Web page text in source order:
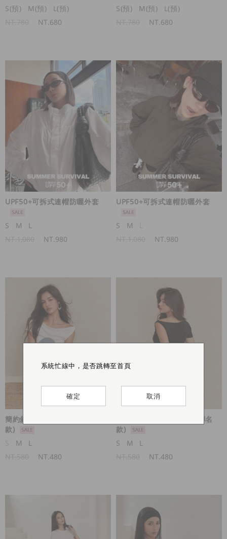
S(預)
M(預)
L(預)
NT.680
S(預)
M(預)
L(預)
NT.680
UPF50+可拆式連帽防曬外套
S M
L
NT.980
UPF50+可拆式連帽防曬外套
S M
NT.980
簡約斜肩造型上衣(Royal聯名
款)
M
L
NT.480
簡約斜肩造型上衣(Royal聯名
款)
S
M
L
NT.480
系統忙線中，是否跳轉至首頁
確定 取消
系統忙線中，是否跳轉至首頁
確定 取消
系統忙線中，是否跳轉至首頁
確定 取消
系統忙線中，是否跳轉至首頁
確定 取消